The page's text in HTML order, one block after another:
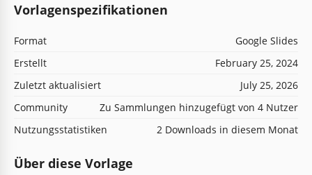
Vorlagenspezifikationen
Format
Google Slides
Erstellt
February 25, 2024
Zuletzt aktualisiert
July 25, 2026
Community
Zu Sammlungen hinzugefügt von 4 Nutzer
Nutzungsstatistiken
2 Downloads in diesem Monat
Über diese Vorlage